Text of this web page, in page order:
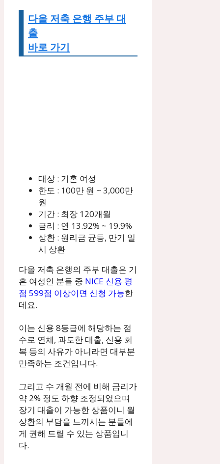
다올 저축 은행 주부 대
출
바로 가기
대상 : 기혼 여성
한도 : 100만 원 ~ 3,000만
원
기간 : 최장 120개월
금리 : 연 13.92% ~ 19.9%
상환 : 원리금 균등, 만기 일
시 상환
다올 저축 은행의 주부 대출은 기
혼 여성인 분들 중 NICE 신용 평
점 599점 이상이면 신청 가능한
데요.
이는 신용 8등급에 해당하는 점
수로 연체, 과도한 대출, 신용 회
복 등의 사유가 아니라면 대부분
만족하는 조건입니다.
그리고 수 개월 전에 비해 금리가
약 2% 정도 하향 조정되었으며
장기 대출이 가능한 상품이니 월
상환의 부담을 느끼시는 분들에
게 권해 드릴 수 있는 상품입니
다.